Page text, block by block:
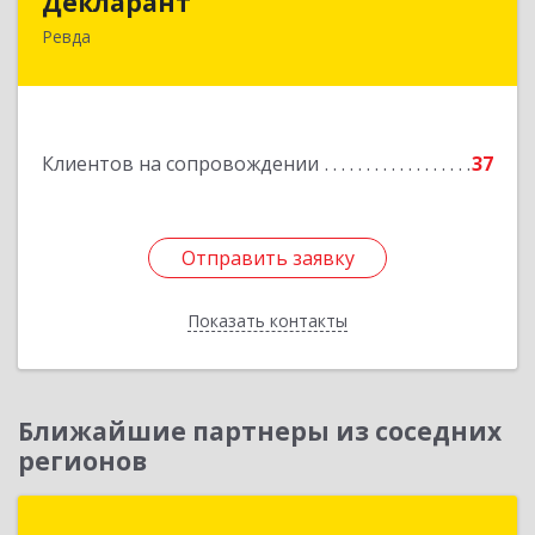
Ревда
Клиентов на сопровождении 37
Отправить заявку
Показать контакты
623280, Свердловская обл, Ревда г, Азина ул,
Отправить заявку
Назад
Ближайшие партнеры из соседних
регионов